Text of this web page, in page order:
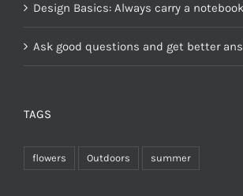
Design Basics: Always carry a notebook
Ask good questions and get better
TAGS
flowers Outdoors summer